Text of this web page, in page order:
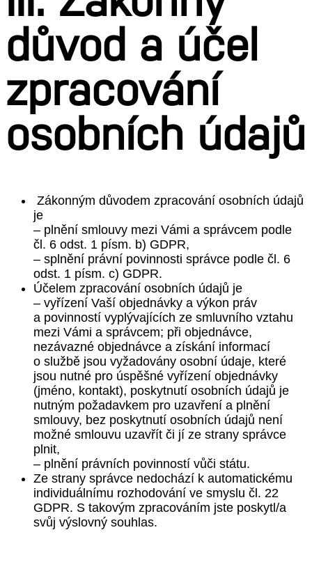
důvod a účel
zpracování
osobních údajů
Zákonným důvodem zpracování osobních údajů
je
– plnění smlouvy mezi Vámi a správcem podle
čl. 6 odst. 1 písm. b) GDPR,
– splnění právní povinnosti správce podle čl. 6
odst. 1 písm. c) GDPR.
Účelem zpracování osobních údajů je
– vyřízení Vaší objednávky a výkon práv
a povinností vyplývajících ze smluvního vztahu
mezi Vámi a správcem; při objednávce,
nezávazné objednávce a získání informací
o službě jsou vyžadovány osobní údaje, které
jsou nutné pro úspěšné vyřízení objednávky
(jméno, kontakt), poskytnutí osobních údajů je
nutným požadavkem pro uzavření a plnění
smlouvy, bez poskytnutí osobních údajů není
možné smlouvu uzavřít či jí ze strany správce
plnit,
– plnění právních povinností vůči státu.
Ze strany správce nedochází k automatickému
individuálnímu rozhodování ve smyslu čl. 22
GDPR. S takovým zpracováním jste poskytl/a
svůj výslovný souhlas.